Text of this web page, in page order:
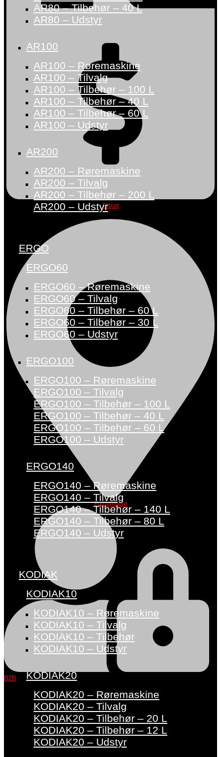
Tilbud
Forhandlere
B2B
AR80 – Tilbehør – 40 L
AR80 – Udstyr
AR100
AR100 – Røremaskine
AR100 – Tilvalg
AR100 – Tilbehør – 100 L
AR100 – Tilbehør – 40 L
AR100 – Tilbehør – 60 L
AR100 – Udstyr
AR200
AR200 – Røremaskine
AR200 – Tilvalg
AR200 – Tilbehør – 200 L
AR200 – Udstyr
ERGO
ERGO60
ERGO60 – Røremaskine
ERGO60 – Tilvalg
ERGO60 – Tilbehør – 60 L
ERGO60 – Tilbehør – 30 L
ERGO60 – Udstyr
ERGO100
ERGO100 – Røremaskine
ERGO100 – Tilvalg
ERGO100 – Tilbehør – 100 L
ERGO100 – Tilbehør – 40 L
ERGO100 – Tilbehør – 60 L
ERGO100 – Udstyr
ERGO140
ERGO140 – Røremaskine
ERGO140 – Tilvalg
ERGO140 – Tilbehør – 140 L
ERGO140 – Tilbehør – 80 L
ERGO140 – Udstyr
KODIAK
KODIAK10
KODIAK10 – Røremaskine
KODIAK10 – Tilvalg
KODIAK10 – Tilbehør
KODIAK10 – Udstyr
KODIAK20
KODIAK20 – Røremaskine
KODIAK20 – Tilvalg
KODIAK20 – Tilbehør – 20 L
KODIAK20 – Tilbehør – 12 L
KODIAK20 – Udstyr